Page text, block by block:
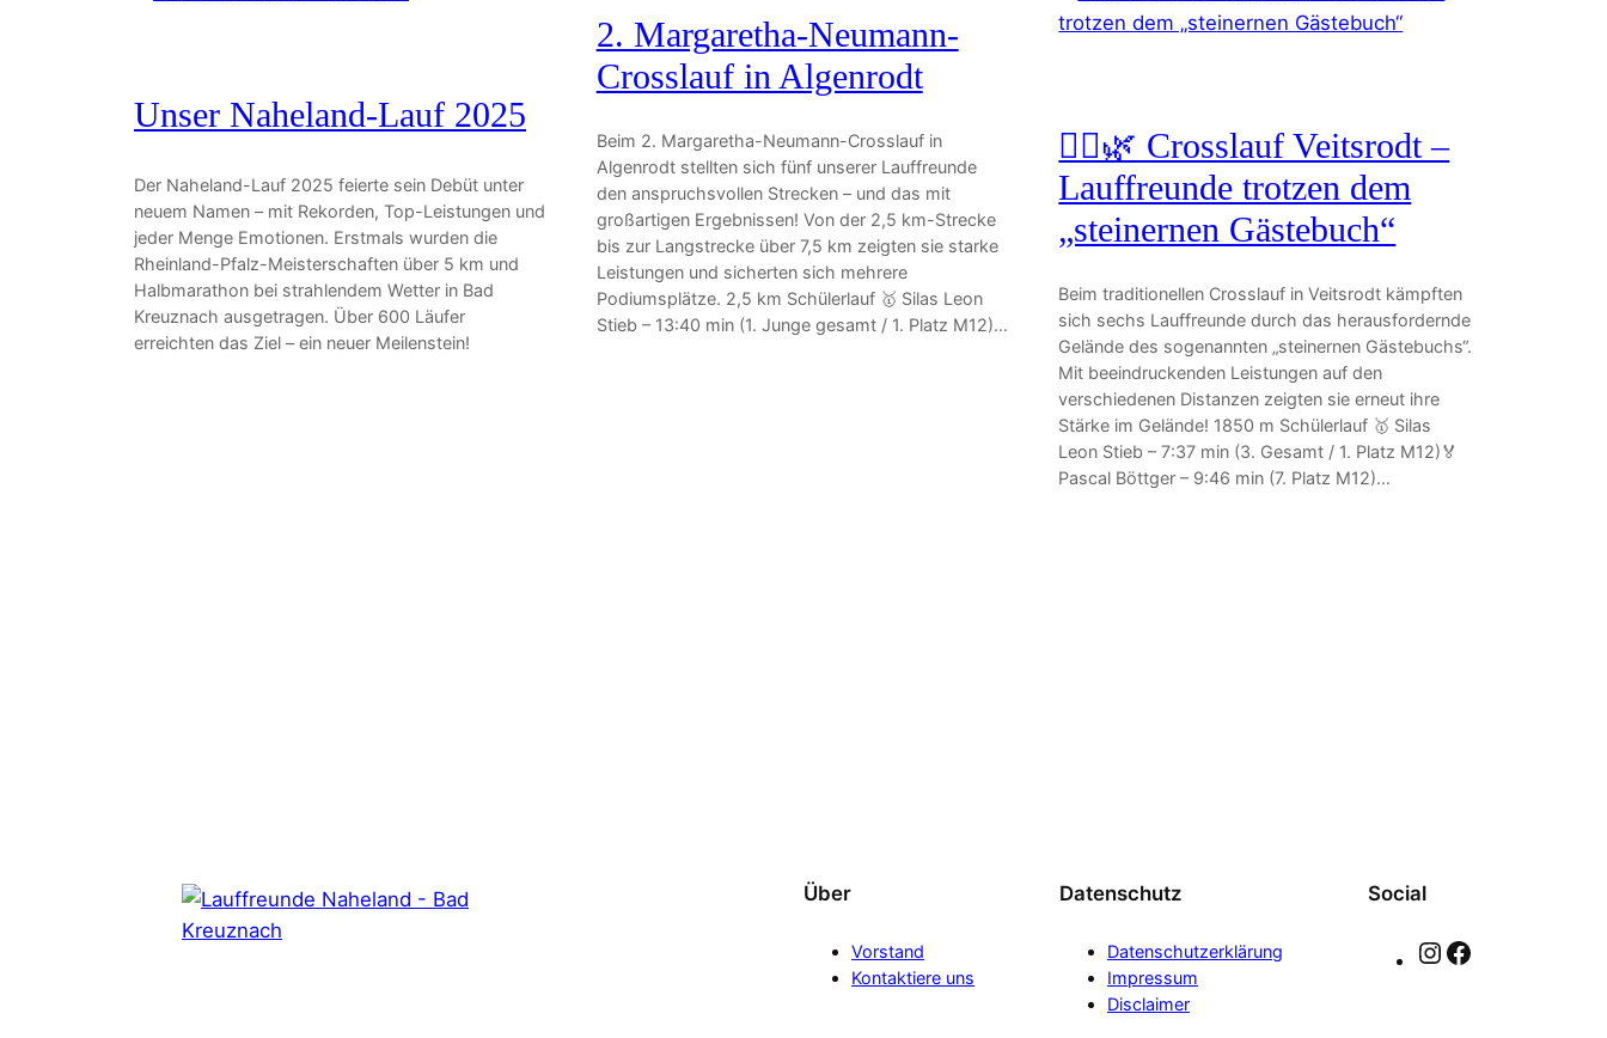
Unser Naheland-Lauf 2025
Der Naheland-Lauf 2025 feierte sein Debüt unter
neuem Namen – mit Rekorden, Top-Leistungen und
jeder Menge Emotionen. Erstmals wurden die
Rheinland-Pfalz-Meisterschaften über 5 km und
Halbmarathon bei strahlendem Wetter in Bad
Kreuznach ausgetragen. Über 600 Läufer
erreichten das Ziel – ein neuer Meilenstein!
2. Margaretha-Neumann-
Crosslauf in Algenrodt
Beim 2. Margaretha-Neumann-Crosslauf in
Algenrodt stellten sich fünf unserer Lauffreunde
den anspruchsvollen Strecken – und das mit
großartigen Ergebnissen! Von der 2,5 km-Strecke
bis zur Langstrecke über 7,5 km zeigten sie starke
Leistungen und sicherten sich mehrere
Podiumsplätze. 2,5 km Schülerlauf 🥇 Silas Leon
Stieb – 13:40 min (1. Junge gesamt / 1. Platz M12)…
🏃‍♂️🌿 Crosslauf Veitsrodt –
Lauffreunde trotzen dem
„steinernen Gästebuch“
Beim traditionellen Crosslauf in Veitsrodt kämpften
sich sechs Lauffreunde durch das herausfordernde
Gelände des sogenannten „steinernen Gästebuchs“.
Mit beeindruckenden Leistungen auf den
verschiedenen Distanzen zeigten sie erneut ihre
Stärke im Gelände! 1850 m Schülerlauf 🥇 Silas
Leon Stieb – 7:37 min (3. Gesamt / 1. Platz M12)🏅
Pascal Böttger – 9:46 min (7. Platz M12)…
Über
Vorstand
Kontaktiere uns
Datenschutz
Datenschutzerklärung
Impressum
Disclaimer
Social
Instagram Facebook